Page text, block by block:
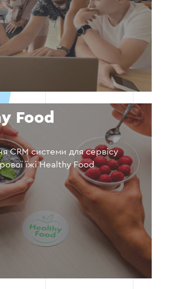
Food
CRM системи для сервісу
їжі Healthy Food